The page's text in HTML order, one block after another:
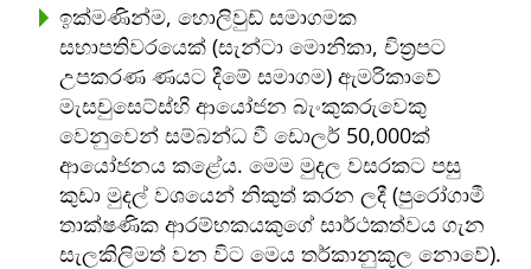
ඉක්මණින්ම, හොලිවුඩ් සමාගමක
සභාපතිවරයෙක් (සැන්ටා මොනිකා, චිත්‍රපට
උපකරණ ණයට දීමේ සමාගම) ඇමරිකාවේ
මැසචුසෙට්ස්හි ආයෝජන බැංකුකරුවෙකු
වෙනුවෙන් සම්බන්ධ වී ඩොලර් 50,000ක්
ආයෝජනය කළේය. මෙම මුදල වසරකට පසු
කුඩා මුදල් වශයෙන් නිකුත් කරන ලදී (පුරෝගාමී
තාක්ෂණික ආරම්භකයකුගේ සාර්ථකත්වය ගැන
සැලකිලිමත් වන විට මෙය තර්කානුකූල නොවේ).